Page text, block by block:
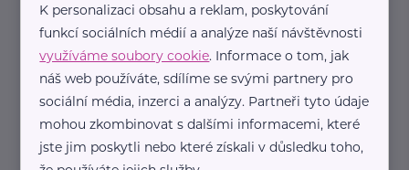
Newsletter
Pravidelný přísun novinek, inspirace na každý den,
podpora pro rodiče i sdílení zkušeností. Takový je
Newsletter webu eMaminy.cz. Přihlaste se k jeho
odběru a čtěte o tématech, které vám pomohou
K personalizaci obsahu a reklam, poskytování
funkcí sociálních médií a analýze naší návštěvnosti
využíváme soubory cookie. Informace o tom, jak
náš web používáte, sdílíme se svými partnery pro
sociální média, inzerci a analýzy. Partneři tyto údaje
mohou zkombinovat s dalšími informacemi, které
jste jim poskytli nebo které získali v důsledku toho,